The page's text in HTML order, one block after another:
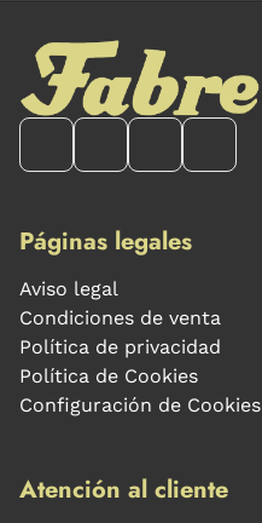
Páginas legales
Aviso legal
Condiciones de venta
Política de privacidad
Política de Cookies
Configuración de Cookies
Atención al cliente